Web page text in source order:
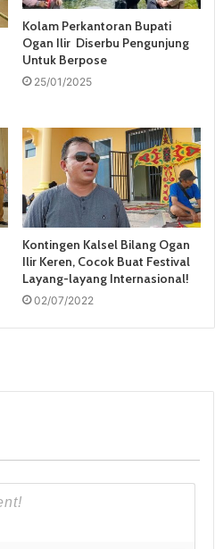
Kolam Perkantoran Bupati
Ogan Ilir Diserbu Pengunjung
Untuk Berpose
25/01/2025
Kontingen Kalsel Bilang Ogan
Ilir Keren, Cocok Buat Festival
Layang-layang Internasional!
02/07/2022